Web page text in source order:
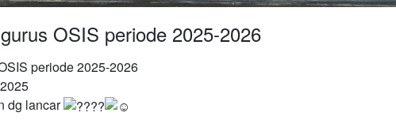
OSIS periode 2025-2026
periode 2025-2026
dg lancar